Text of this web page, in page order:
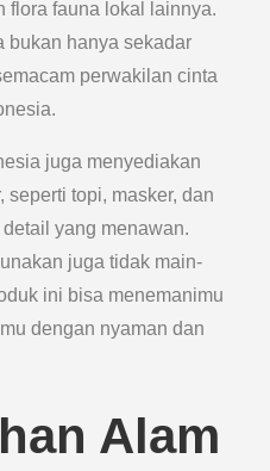
flora fauna lokal lainnya.
bukan hanya sekadar
perwakilan cinta
juga menyediakan
seperti topi, masker, dan
yang menawan.
juga tidak main-
ini bisa menemanimu
dengan nyaman dan
Alam